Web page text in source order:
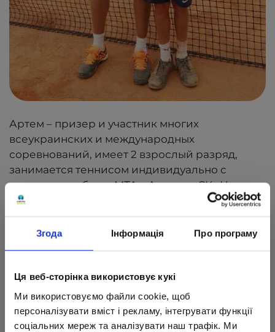
Згода Інформація Про програму
Ця веб-сторінка використовує кукі
Ми використовуємо файли cookie, щоб
персоналізувати вміст і рекламу, інтегрувати функції
соціальних мереж та аналізувати наш трафік. Ми
Артем – призер и участник многих
всеукраинских и международных
соревнований, имеет 2 взрослый разряд,
занимается теннисом индивидуально с
тренером на базах МТА, «Ананас», СК «Наука».